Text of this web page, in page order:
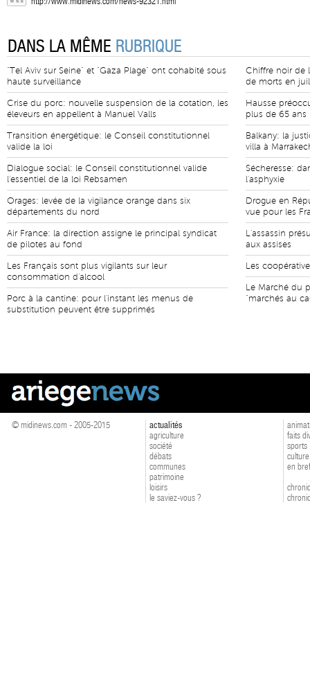
DANS LA MÊME RUBRIQUE
"Tel Aviv sur Seine" et "Gaza Plage" ont cohabité sous
haute surveillance
Crise du porc: nouvelle suspension de la cotation, les
éleveurs en appellent à Manuel Valls
Transition énergétique: le Conseil constitutionnel
valide la loi
Dialogue social: le Conseil constitutionnel valide
l'essentiel de la loi Rebsamen
Orages: levée de la vigilance orange dans six
départements du nord
Air France: la direction assigne le principal syndicat
de pilotes au fond
Les Français sont plus vigilants sur leur
consommation d'alcool
Porc à la cantine: pour l'instant les menus de
substitution peuvent être supprimés
Chiffre noir de
de morts en
Hausse
plus de 65 ans
Balkany: la
villa à
Sécheresse:
l'asphyxie
Drogue en
vue pour les
L'assassin
aux assises
Les
Le Marché du
"marchés au
© midinews.com - 2005-2015
actualités
agriculture
société
débats
communes
patrimoine
loisirs
le saviez-vous ?
faits
sports
culture
en bref